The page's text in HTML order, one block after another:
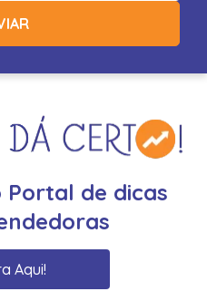
Portal de dicas
Aqui!